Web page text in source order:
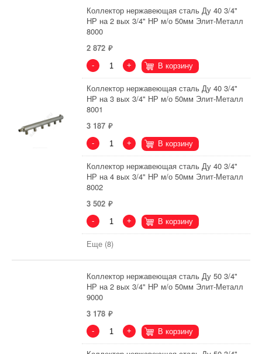
Коллектор нержавеющая сталь Ду 40 3/4"
НР на 2 вых 3/4" НР м/о 50мм Элит-Металл
8000
2 872
- + В корзину
Коллектор нержавеющая сталь Ду 40 3/4"
НР на 3 вых 3/4" НР м/о 50мм Элит-Металл
8001
3 187
- + В корзину
Коллектор нержавеющая сталь Ду 40 3/4"
НР на 4 вых 3/4" НР м/о 50мм Элит-Металл
8002
3 502
- + В корзину
Еще (8)
Коллектор нержавеющая сталь Ду 50 3/4"
НР на 2 вых 3/4" НР м/о 50мм Элит-Металл
9000
3 178
- + В корзину